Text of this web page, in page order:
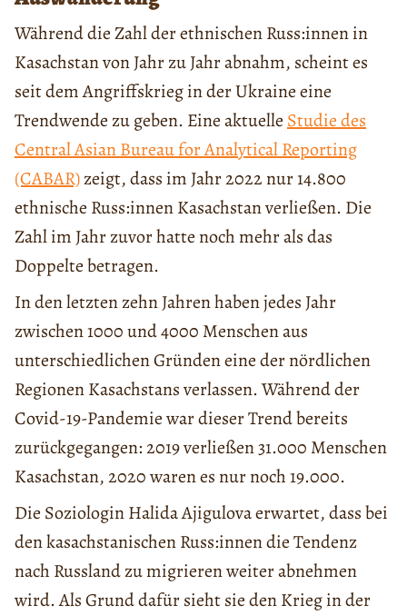
Während die Zahl der ethnischen Russ:innen in
Kasachstan von Jahr zu Jahr abnahm, scheint es
seit dem Angriffskrieg in der Ukraine eine
Trendwende zu geben. Eine aktuelle Studie des
Central Asian Bureau for Analytical Reporting
(CABAR)zeigt, dass im Jahr 2022 nur 14.800
ethnische Russ:innen Kasachstan verließen. Die
Zahl im Jahr zuvor hatte noch mehr als das
Doppelte betragen.
In den letzten zehn Jahren haben jedes Jahr
zwischen 1000 und 4000 Menschen aus
unterschiedlichen Gründen eine der nördlichen
Regionen Kasachstans verlassen. Während der
Covid-19-Pandemie war dieser Trend bereits
zurückgegangen: 2019 verließen 31.000 Menschen
Kasachstan, 2020 waren es nur noch 19.000.
Die Soziologin Halida Ajigulova erwartet, dass bei
den kasachstanischen Russ:innen die Tendenz
nach Russland zu migrieren weiter abnehmen
wird. Als Grund dafür sieht sie den Krieg in der